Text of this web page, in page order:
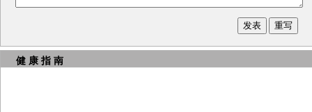
健 康 指 南